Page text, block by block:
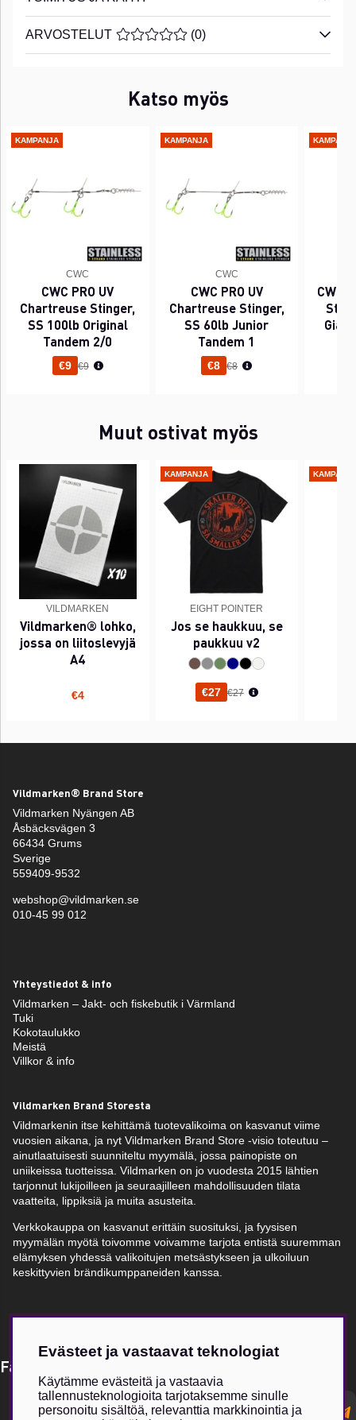
ARVOSTELUT KESKIARVOLUOKITUS 0 / 5
(0)
Katso myös
KAMPANJA
CWC
CWC PRO UV
Chartreuse Stinger,
SS 100lb Original
Tandem 2/0
€9 Normaali hinta
€9
KAMPANJA
CWC
CWC PRO UV
Chartreuse Stinger,
SS 60lb Junior
Tandem 1
€8 Normaali hinta
€8
CWC
Muut ostivat myös
VILDMARKEN
Vildmarken® lohko,
jossa on liitoslevyjä
A4
€4
KAMPANJA
EIGHT POINTER
Jos se haukkuu, se
paukkuu v2
€27 Normaali hinta
€27
Vildmarken® Brand Store
Vildmarken Nyängen AB
Åsbäcksvägen 3
66434 Grums
Sverige
559409-9532
webshop@vildmarken.se
010-45 99 012
Yhteystiedot & info
Vildmarken – Jakt- och fiskebutik i Värmland
Tuki
Kokotaulukko
Meistä
Villkor & info
Vildmarken Brand Storesta
Vildmarkenin itse kehittämä tuotevalikoima on kasvanut viime
vuosien aikana, ja nyt Vildmarken Brand Store -visio toteutuu –
ainutlaatuisesti suunniteltu myymälä, jossa painopiste on
uniikeissa tuotteissa. Vildmarken on jo vuodesta 2015 lähtien
tarjonnut lukijoilleen ja seuraajilleen mahdollisuuden tilata
vaatteita, lippiksiä ja muita asusteita.
Verkkokauppa on kasvanut erittäin suosituksi, ja fyysisen
myymälän myötä toivomme voivamme tarjota entistä suuremman
elämyksen yhdessä valikoitujen metsästykseen ja ulkoiluun
keskittyvien brändikumppaneiden kanssa.
Få Magasin Vildmarken direkt till din e-post!*
postadress
Evästeet ja vastaavat teknologiat
Käytämme evästeitä ja vastaavia
tallennusteknologioita tarjotaksemme sinulle
personoitu sisältöä, relevanttia markkinointia ja